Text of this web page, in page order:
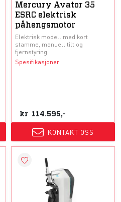
Mercury Avator 35
ESRC elektrisk
påhengsmotor
Elektrisk modell med kort
stamme, manuell tilt og
fjernstyring.
Spesifikasjoner:
kr 114.595,-
KONTAKT OSS